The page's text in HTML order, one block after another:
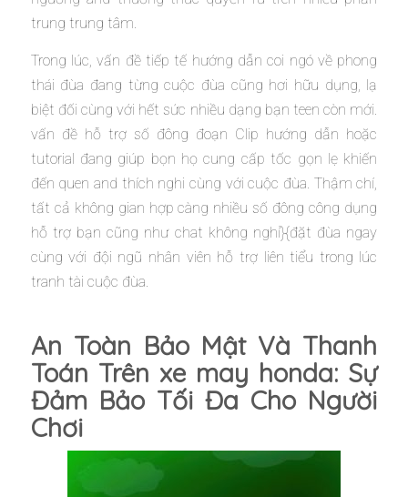
trung trung tâm.
Trong lúc, vấn đề tiếp tế hướng dẫn coi ngó về phong
thái đùa đang từng cuộc đùa cũng hơi hữu dụng, lạ
biệt đối cùng với hết sức nhiều dạng bạn teen còn mới.
vấn đề hỗ trợ số đông đoạn Clip hướng dẫn hoặc
tutorial đang giúp bọn họ cung cấp tốc gọn lẹ khiến
đến quen and thích nghi cùng với cuộc đùa. Thậm chí,
tất cả không gian hợp càng nhiều số đông công dụng
hỗ trợ bạn cũng như chat không nghỉ}{đặt đùa ngay
cùng với đội ngũ nhân viên hỗ trợ liên tiểu trong lúc
tranh tài cuộc đùa.
An Toàn Bảo Mật Và Thanh
Toán Trên xe may honda: Sự
Đảm Bảo Tối Đa Cho Người
Chơi